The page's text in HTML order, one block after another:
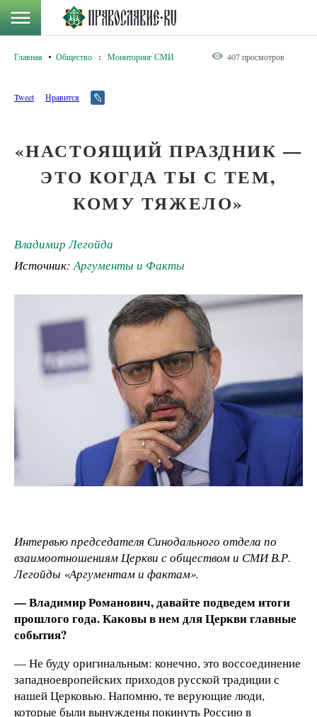
Главная Общество : Мониторинг СМИ 407 просмотров
Tweet Нравится
«НАСТОЯЩИЙ ПРАЗДНИК —
ЭТО КОГДА ТЫ С ТЕМ,
КОМУ ТЯЖЕЛО»
Владимир Легойда
Источник:Аргументы и Факты
Интервью председателя Синодального отдела по
взаимоотношениям Церкви с обществом и СМИ В.Р.
Легойды «Аргументам и фактам».
— Владимир Романович, давайте подведем итоги
прошлого года. Каковы в нем для Церкви главные
события?
— Не буду оригинальным: конечно, это воссоединение
западноевропейских приходов русской традиции с
нашей Церковью. Напомню, те верующие люди,
которые были вынуждены покинуть Россию в